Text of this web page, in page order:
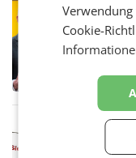
Cookie-